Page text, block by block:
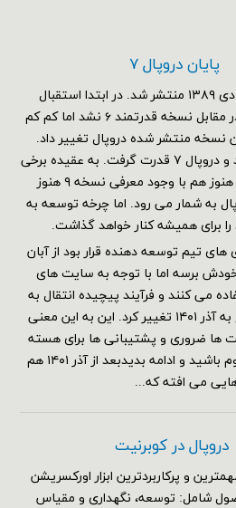
پایان دروپال ۷
اولین نسخه دروپال ۷ در دی ۱۳۸۹ منتشر شد. در ابتدا استقبال
چندانی نسبت به نسخه ۷ در مقابل نسخه قدرتمند ۶ نشد اما کم کم
نسخه منتشر شده دروپال تغییر داد.
ماژول ها کم کم سازگار شدند و دروپال ۷ قدرت گرفت. به عقیده برخی
از صاحب نظران این عرصه هنوز هم با وجود معرفی نسخه ۹ هنوز
به شمار می رود. اما چرخه توسعه به
برای همیشه کنار خواهد گذاشت.
ریزی های تیم توسعه دهنده قرار بود از آبان
خودش برسه اما با توجه به سایت های
می کنند و فرآیند پیچیده انتقال به
نسخه های جدید این تاریخ به آذر ۱۴۰۱ تغییر کرد. این به این معنی
ها ضروری و پشتیبانی ها برای هسته
برقراره اما بعد از اون چی؟آروم باشید و ادامه بدیدبعد از آذر ۱۴۰۱ هم
می افته که...
دروپال در کوبرنیت
و پرکاربردترین ابزار اورکسریشن
شامل: توسعه، نگهداری و مقیاس